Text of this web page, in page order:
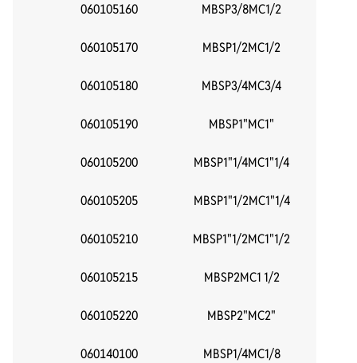
060105160 MBSP3/8MC1/2
060105170 MBSP1/2MC1/2
060105180 MBSP3/4MC3/4
060105190 MBSP1"MC1"
060105200 MBSP1"1/4MC1"1/4
060105205 MBSP1"1/2MC1"1/4
060105210 MBSP1"1/2MC1"1/2
060105215 MBSP2MC1 1/2
060105220 MBSP2"MC2"
060140100 MBSP1/4MC1/8